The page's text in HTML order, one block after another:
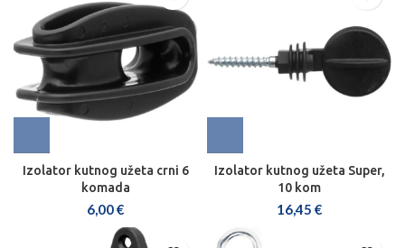
Izolator kutnog užeta crni 6
komada
6,00€
Izolator kutnog užeta Super,
10 kom
16,45 €